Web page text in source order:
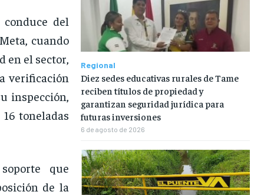
del
cuando
en el sector,
verificación
inspección,
toneladas
que
de la
Regional
Diez sedes educativas rurales de Tame
reciben títulos de propiedad y
garantizan seguridad jurídica para
futuras inversiones
6 de agosto de 2026